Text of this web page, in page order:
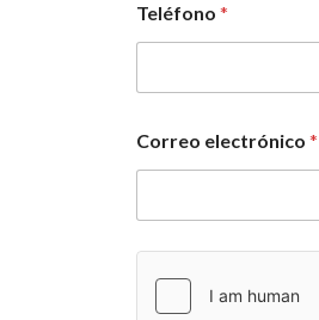
e
e
*
Teléfono *
Correo electrónico *